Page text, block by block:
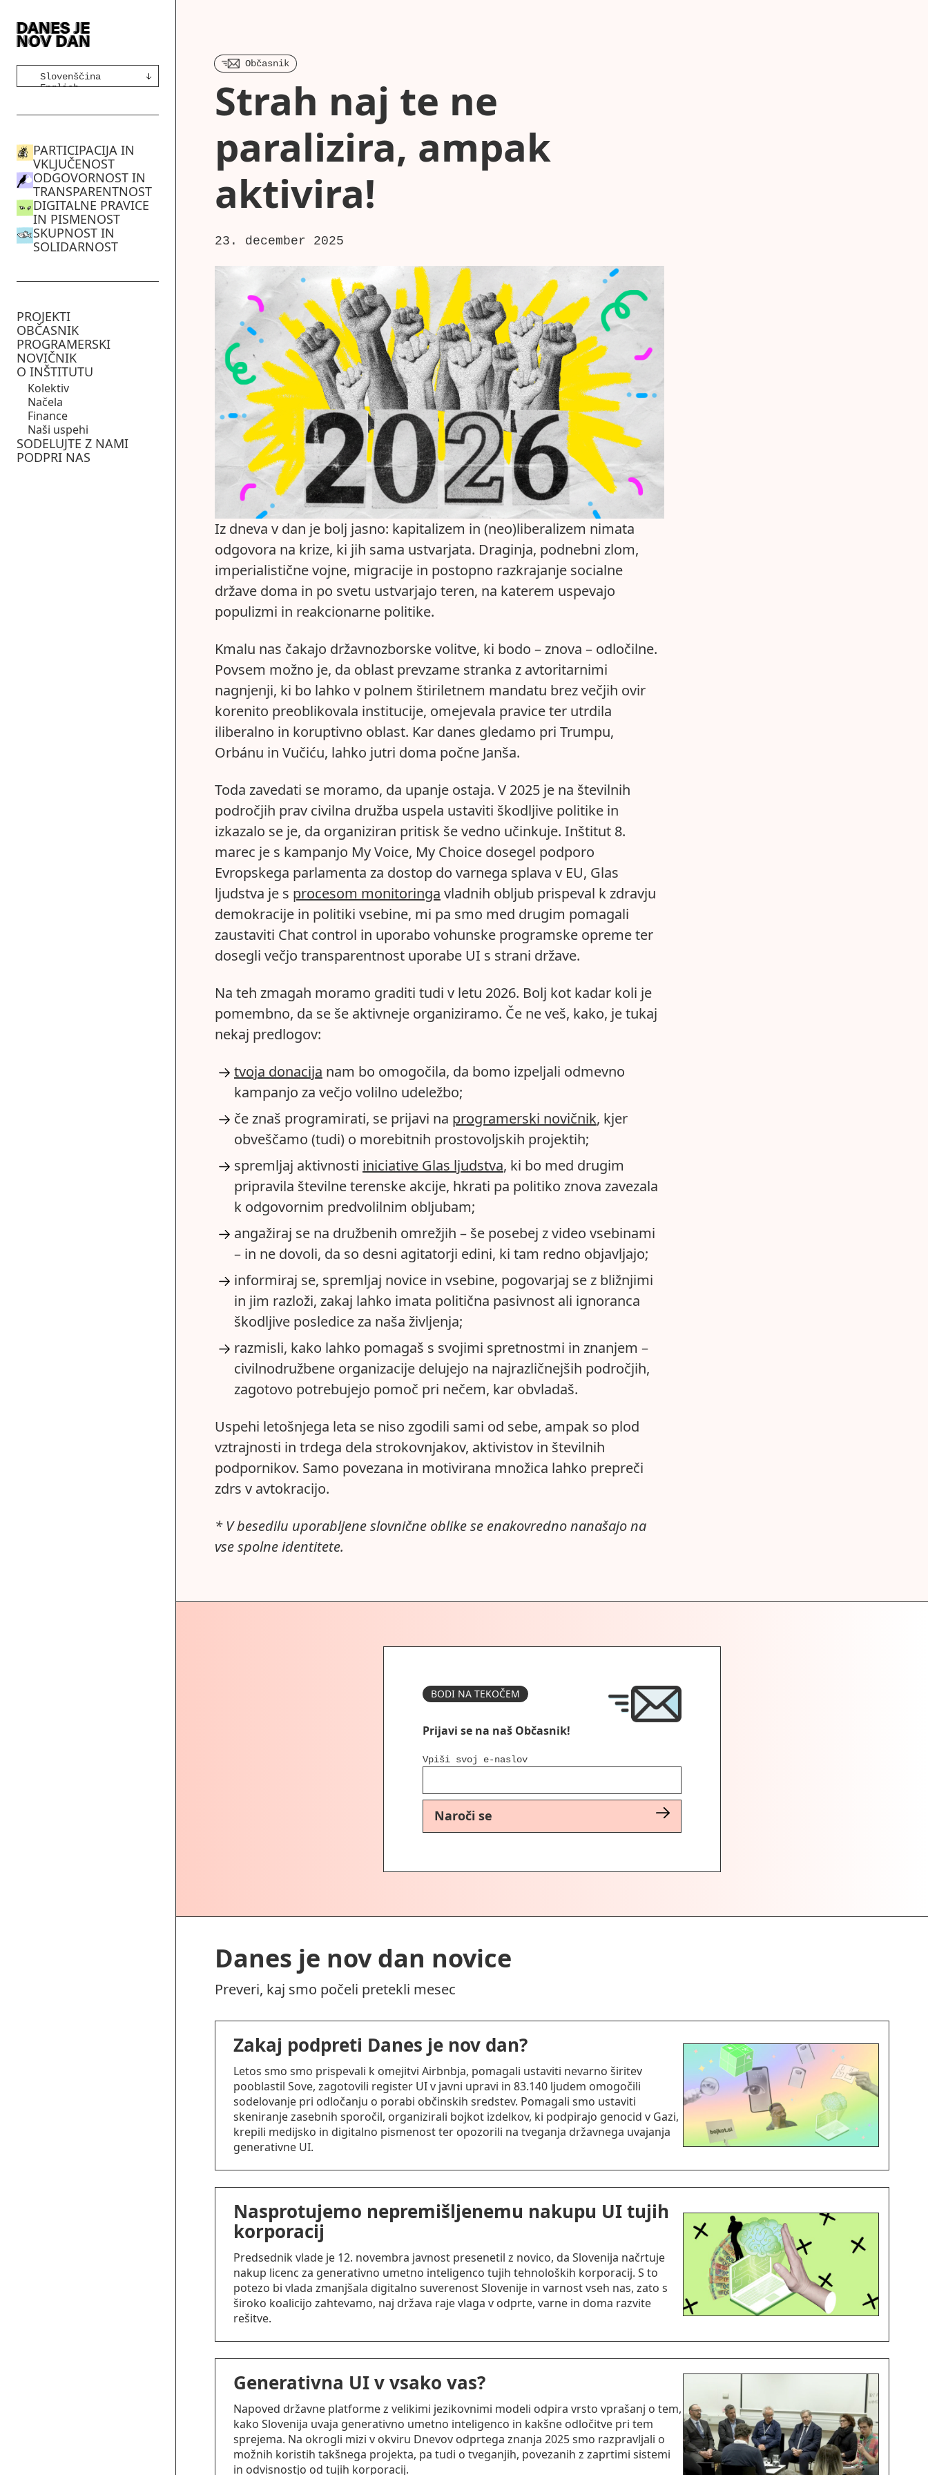
🇸🇮 Slovenščina
🇬🇧 English
PARTICIPACIJA IN
VKLJUČENOST
ODGOVORNOST IN
TRANSPARENTNOST
DIGITALNE PRAVICE
IN PISMENOST
SKUPNOST IN
SOLIDARNOST
PROJEKTI
OBČASNIK
PROGRAMERSKI
NOVIČNIK
O INŠTITUTU
Kolektiv
Načela
Finance
Naši uspehi
SODELUJTE Z NAMI
PODPRI NAS
Občasnik
Strah naj te ne
paralizira, ampak
aktivira!
23. december 2025
Iz dneva v dan je bolj jasno: kapitalizem in (neo)liberalizem nimata
odgovora na krize, ki jih sama ustvarjata. Draginja, podnebni zlom,
imperialistične vojne, migracije in postopno razkrajanje socialne
države doma in po svetu ustvarjajo teren, na katerem uspevajo
populizmi in reakcionarne politike.
Kmalu nas čakajo državnozborske volitve, ki bodo – znova – odločilne.
Povsem možno je, da oblast prevzame stranka z avtoritarnimi
nagnjenji, ki bo lahko v polnem štiriletnem mandatu brez večjih ovir
korenito preoblikovala institucije, omejevala pravice ter utrdila
iliberalno in koruptivno oblast. Kar danes gledamo pri Trumpu,
Orbánu in Vučiću, lahko jutri doma počne Janša.
Toda zavedati se moramo, da upanje ostaja. V 2025 je na številnih
področjih prav civilna družba uspela ustaviti škodljive politike in
izkazalo se je, da organiziran pritisk še vedno učinkuje. Inštitut 8.
marec je s kampanjo My Voice, My Choice dosegel podporo
Evropskega parlamenta za dostop do varnega splava v EU, Glas
ljudstva je s procesom monitoringa vladnih obljub prispeval k zdravju
demokracije in politiki vsebine, mi pa smo med drugim pomagali
zaustaviti Chat control in uporabo vohunske programske opreme ter
dosegli večjo transparentnost uporabe UI s strani države.
Na teh zmagah moramo graditi tudi v letu 2026. Bolj kot kadar koli je
pomembno, da se še aktivneje organiziramo. Če ne veš, kako, je tukaj
nekaj predlogov:
tvoja donacija nam bo omogočila, da bomo izpeljali odmevno
kampanjo za večjo volilno udeležbo;
če znaš programirati, se prijavi na programerski novičnik, kjer
obveščamo (tudi) o morebitnih prostovoljskih projektih;
spremljaj aktivnosti iniciative Glas ljudstva, ki bo med drugim
pripravila številne terenske akcije, hkrati pa politiko znova zavezala
k odgovornim predvolilnim obljubam;
angažiraj se na družbenih omrežjih – še posebej z video vsebinami
– in ne dovoli, da so desni agitatorji edini, ki tam redno objavljajo;
informiraj se, spremljaj novice in vsebine, pogovarjaj se z bližnjimi
in jim razloži, zakaj lahko imata politična pasivnost ali ignoranca
škodljive posledice za naša življenja;
razmisli, kako lahko pomagaš s svojimi spretnostmi in znanjem –
civilnodružbene organizacije delujejo na najrazličnejših področjih,
zagotovo potrebujejo pomoč pri nečem, kar obvladaš.
Uspehi letošnjega leta se niso zgodili sami od sebe, ampak so plod
vztrajnosti in trdega dela strokovnjakov, aktivistov in številnih
podpornikov. Samo povezana in motivirana množica lahko prepreči
zdrs v avtokracijo.
* V besedilu uporabljene slovnične oblike se enakovredno nanašajo na
vse spolne identitete.
BODI NA TEKOČEM
Prijavi se na naš Občasnik!
Vpiši svoj e-naslov
Naroči se
Danes je nov dan novice
Preveri, kaj smo počeli pretekli mesec
Zakaj podpreti Danes je nov dan?
Letos smo smo prispevali k omejitvi Airbnbja, pomagali ustaviti nevarno širitev
pooblastil Sove, zagotovili register UI v javni upravi in 83.140 ljudem omogočili
sodelovanje pri odločanju o porabi občinskih sredstev. Pomagali smo ustaviti
skeniranje zasebnih sporočil, organizirali bojkot izdelkov, ki podpirajo genocid v Gazi,
krepili medijsko in digitalno pismenost ter opozorili na tveganja državnega uvajanja
generativne UI.
Nasprotujemo nepremišljenemu nakupu UI tujih
korporacij
Predsednik vlade je 12. novembra javnost presenetil z novico, da Slovenija načrtuje
nakup licenc za generativno umetno inteligenco tujih tehnoloških korporacij. S to
potezo bi vlada zmanjšala digitalno suverenost Slovenije in varnost vseh nas, zato s
široko koalicijo zahtevamo, naj država raje vlaga v odprte, varne in doma razvite
rešitve.
Generativna UI v vsako vas?
Napoved državne platforme z velikimi jezikovnimi modeli odpira vrsto vprašanj o tem,
kako Slovenija uvaja generativno umetno inteligenco in kakšne odločitve pri tem
sprejema. Na okrogli mizi v okviru Dnevov odprtega znanja 2025 smo razpravljali o
možnih koristih takšnega projekta, pa tudi o tveganjih, povezanih z zaprtimi sistemi
in odvisnostjo od tujih korporacij.